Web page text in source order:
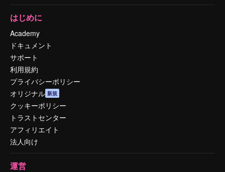
はじめに
Academy
ドキュメント
サポート
利用規約
プライバシーポリシー
オリジナル 新規
クッキーポリシー
トラストセンター
アフィリエイト
法人向け
運営